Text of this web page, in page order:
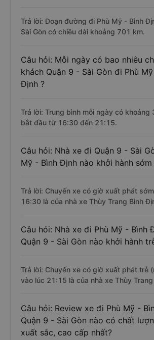
Trả lời: Đoạn đường đi Phù Mỹ - Bình
Sài Gòn có chiều dài khoảng 701 km.
Câu hỏi: Mỗi ngày có bao nhiêu
khách Quận 9 - Sài Gòn đi Phù
Định ?
Trả lời: Trung bình mỗi ngày có khoảng
bắt đầu từ 16:30 đến 21:15.
Câu hỏi: Nhà xe đi Quận 9 - Sài
Mỹ - Bình Định nào khởi hành sớm
Trả lời: Chuyến xe có giờ xuất phát
16:30 là của nhà xe Thùy Trang Bình
Câu hỏi: Nhà xe đi Phù Mỹ - Bình
Quận 9 - Sài Gòn nào khởi hành
Trả lời: Chuyến xe có giờ xuất phát trễ
vào lúc 21:15 là của nhà xe Thùy
Câu hỏi: Review xe đi Phù Mỹ -
Quận 9 - Sài Gòn nào có chất
xuất sắc, cao cấp nhất?